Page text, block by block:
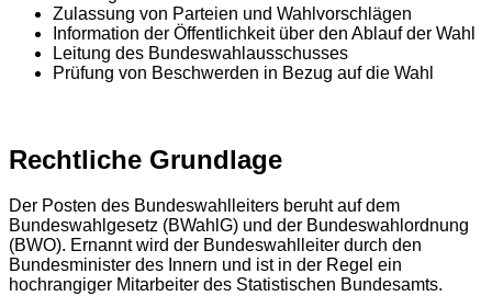
Zulassung von Parteien und Wahlvorschlägen
Information der Öffentlichkeit über den Ablauf der Wahl
Leitung des Bundeswahlausschusses
Prüfung von Beschwerden in Bezug auf die Wahl
Rechtliche Grundlage
Der Posten des Bundeswahlleiters beruht auf dem
Bundeswahlgesetz (BWahlG) und der Bundeswahlordnung
(BWO). Ernannt wird der Bundeswahlleiter durch den
Bundesminister des Innern und ist in der Regel ein
hochrangiger Mitarbeiter des Statistischen Bundesamts.